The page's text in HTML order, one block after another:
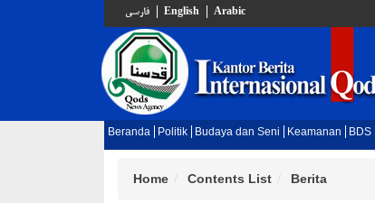
فارسي English Arabic
Beranda Politik Budaya dan Seni Keamanan BDS
Home Contents List Berita